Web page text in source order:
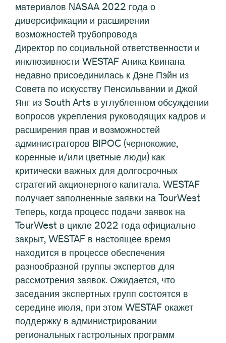
материалов NASAA 2022 года о
диверсификации и расширении
возможностей трубопровода
Директор по социальной ответственности и
инклюзивности WESTAF Аника Квинана
недавно присоединилась к Дэне Пэйн из
Совета по искусству Пенсильвании и Джой
Янг из South Arts в углубленном обсуждении
вопросов укрепления руководящих кадров и
расширения прав и возможностей
администраторов BIPOC (чернокожие,
коренные и/или цветные люди) как
критически важных для долгосрочных
стратегий акционерного капитала. WESTAF
получает заполненные заявки на TourWest
Теперь, когда процесс подачи заявок на
TourWest в цикле 2022 года официально
закрыт, WESTAF в настоящее время
находится в процессе обеспечения
разнообразной группы экспертов для
рассмотрения заявок. Ожидается, что
заседания экспертных групп состоятся в
середине июля, при этом WESTAF окажет
поддержку в администрировании
региональных гастрольных программ